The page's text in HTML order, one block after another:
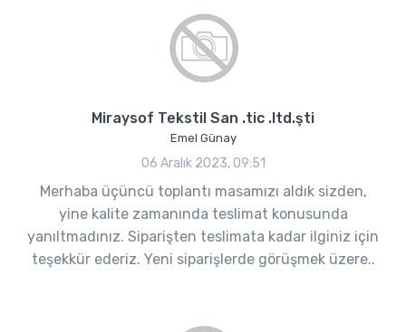
Miraysof Tekstil San .tic .ltd.şti
Emel Günay
06 Aralık 2023, 09:51
Merhaba üçüncü toplantı masamızı aldık sizden,
yine kalite zamanında teslimat konusunda
yanıltmadınız. Siparişten teslimata kadar ilginiz için
teşekkür ederiz. Yeni siparişlerde görüşmek üzere..